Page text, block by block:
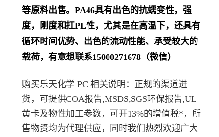
等原料出售。PA46具有出色的抗蠕变性，强
度，刚度和扛PL性，尤其是在高温下，还具有
循环时间优势、出色的流动性能、承受较大的
载荷，有意想联系15000271678（微信）
购买乐天化学 PC 相关说明：正规的渠道进
货，可提供COA报告,MSDS,SGS环保报告,UL
黄卡及物性加工参数，可开13%的增值税*，所
售物资均为代理供应，同时我们热烈欢迎广大